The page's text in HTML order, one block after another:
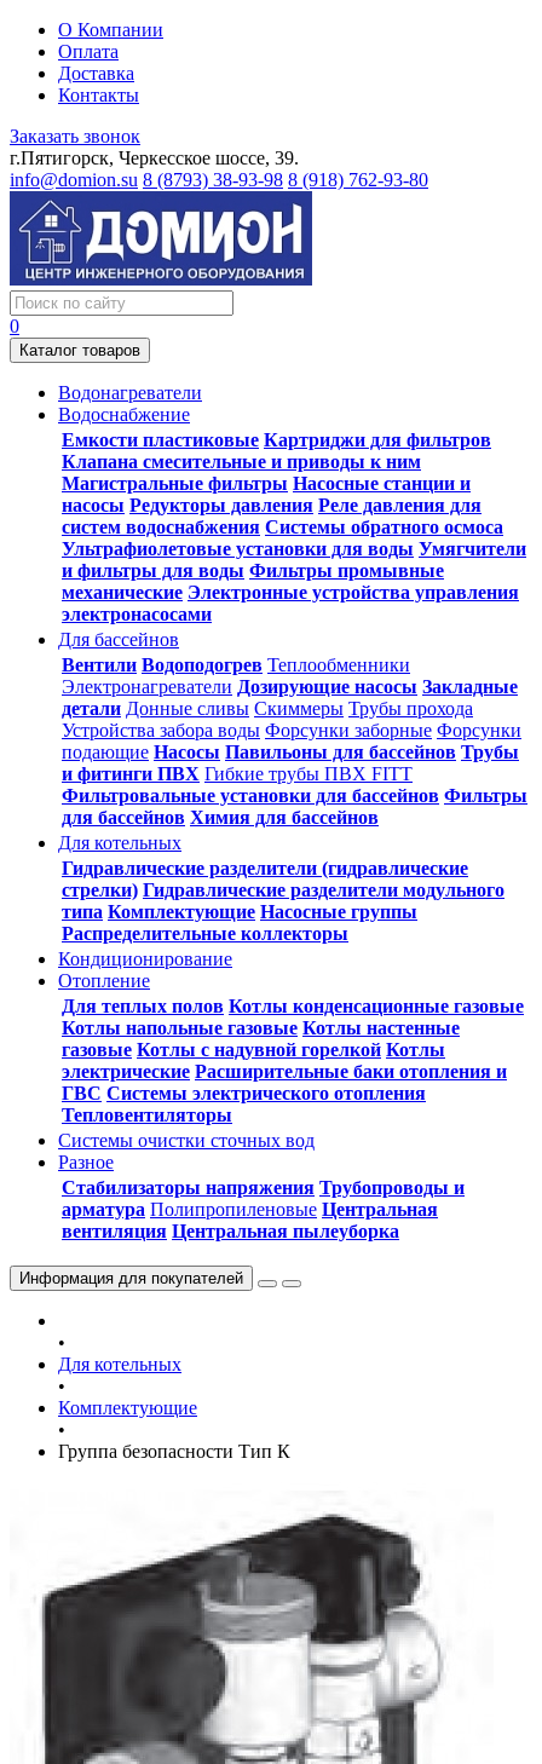
О Компании
Оплата
Доставка
Контакты
Заказать звонок
г.Пятигорск, Черкесское шоссе, 39.
info@domion.su 8 (8793) 38-93-98 8 (918) 762-93-80
0
Каталог товаров
Водонагреватели
Водоснабжение
Емкости пластиковые Картриджи для фильтров
Клапана смесительные и приводы к ним
Магистральные фильтры Насосные станции и
насосы Редукторы давления Реле давления для
систем водоснабжения Системы обратного осмоса
Ультрафиолетовые установки для воды Умягчители
и фильтры для воды Фильтры промывные
механические Электронные устройства управления
электронасосами
Для бассейнов
Вентили Водоподогрев Теплообменники
Электронагреватели Дозирующие насосы Закладные
детали Донные сливы Скиммеры Трубы прохода
Устройства забора воды Форсунки заборные Форсунки
подающие Насосы Павильоны для бассейнов Трубы
и фитинги ПВХ Гибкие трубы ПВХ FITT
Фильтровальные установки для бассейнов Фильтры
для бассейнов Химия для бассейнов
Для котельных
Гидравлические разделители (гидравлические
стрелки) Гидравлические разделители модульного
типа Комплектующие Насосные группы
Распределительные коллекторы
Кондиционирование
Отопление
Для теплых полов Котлы конденсационные газовые
Котлы напольные газовые Котлы настенные
газовые Котлы с надувной горелкой Котлы
электрические Расширительные баки отопления и
ГВС Системы электрического отопления
Тепловентиляторы
Системы очистки сточных вод
Разное
Стабилизаторы напряжения Трубопроводы и
арматура Полипропиленовые Центральная
вентиляция Центральная пылеуборка
Информация для покупателей
•
Для котельных
•
Комплектующие
•
Группа безопасности Тип К